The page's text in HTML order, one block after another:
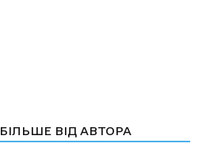
БІЛЬШЕ ВІД АВТОРА